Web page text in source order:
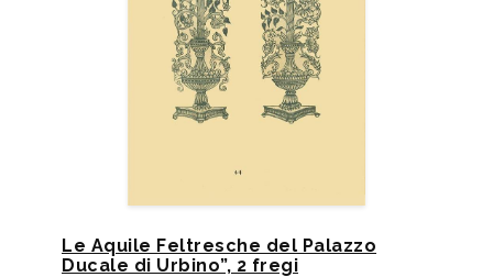
Le Aquile Feltresche del Palazzo
Ducale di Urbino”, 2 fregi